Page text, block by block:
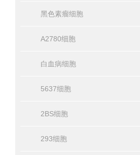
黑色素瘤细胞
A2780细胞
白血病细胞
5637细胞
2BS细胞
293细胞